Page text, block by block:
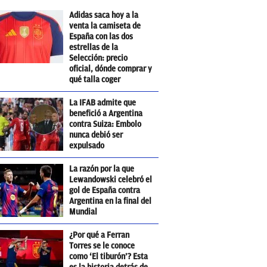
Adidas saca hoy a la
venta la camiseta de
España con las dos
estrellas de la
Selección: precio
oficial, dónde comprar y
qué talla coger
La IFAB admite que
benefició a Argentina
contra Suiza: Embolo
nunca debió ser
expulsado
La razón por la que
Lewandowski celebró el
gol de España contra
Argentina en la final del
Mundial
¿Por qué a Ferran
Torres se le conoce
como ‘El tiburón’? Esta